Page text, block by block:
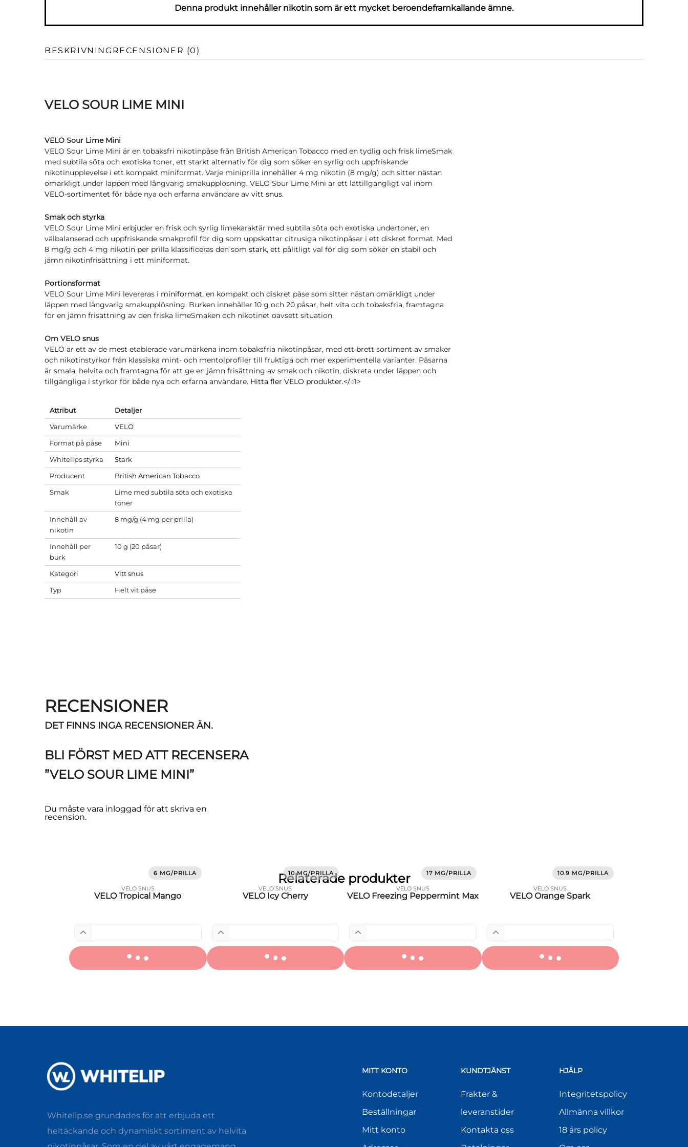
Denna produkt innehåller nikotin som är ett mycket beroendeframkallande ämne.
BESKRIVNING RECENSIONER (0)
VELO SOUR LIME MINI
VELO Sour Lime Mini
VELO Sour Lime Mini är en tobaksfri nikotinpåse från British American Tobacco med en tydlig och frisk limeSmak
med subtila söta och exotiska toner, ett starkt alternativ för dig som söker en syrlig och uppfriskande
nikotinupplevelse i ett kompakt miniformat. Varje miniprilla innehåller 4 mg nikotin (8 mg/g) och sitter nästan
omärkligt under läppen med långvarig smakupplösning. VELO Sour Lime Mini är ett lättillgängligt val inom
VELO-sortimentet för både nya och erfarna användare av vitt snus.
Smak och styrka
VELO Sour Lime Mini erbjuder en frisk och syrlig limekaraktär med subtila söta och exotiska undertoner, en
välbalanserad och uppfriskande smakprofil för dig som uppskattar citrusiga nikotinpåsar i ett diskret format. Med
8 mg/g och 4 mg nikotin per prilla klassificeras den som stark, ett pålitligt val för dig som söker en stabil och
jämn nikotinfrisättning i ett miniformat.
Portionsformat
VELO Sour Lime Mini levereras i miniformat, en kompakt och diskret påse som sitter nästan omärkligt under
läppen med långvarig smakupplösning. Burken innehåller 10 g och 20 påsar, helt vita och tobaksfria, framtagna
för en jämn frisättning av den friska limeSmaken och nikotinet oavsett situation.
Om VELO snus
VELO är ett av de mest etablerade varumärkena inom tobaksfria nikotinpåsar, med ett brett sortiment av smaker
och nikotinstyrkor från klassiska mint- och mentolprofiler till fruktiga och mer experimentella varianter. Påsarna
är smala, helvita och framtagna för att ge en jämn frisättning av smak och nikotin, diskreta under läppen och
tillgängliga i styrkor för både nya och erfarna användare. Hitta fler VELO produkter.</ា>
Attribut
Detaljer
Varumärke
VELO
Format på påse
Mini
Whitelips styrka
Stark
Producent
British American Tobacco
Smak
Lime med subtila söta och exotiska
toner
Innehåll av
nikotin
8 mg/g (4 mg per prilla)
Innehåll per
burk
10 g (20 påsar)
Kategori
Vitt snus
Typ
Helt vit påse
RECENSIONER
DET FINNS INGA RECENSIONER ÄN.
BLI FÖRST MED ATT RECENSERA
”VELO SOUR LIME MINI”
Du måste vara inloggad för att skriva en
recension.
Relaterade produkter
6 MG/PRILLA
VELO SNUS
VELO Tropical Mango
10 MG/PRILLA
VELO SNUS
VELO Icy Cherry
17 MG/PRILLA
VELO SNUS
VELO Freezing Peppermint Max
10.9 MG/PRILLA
VELO SNUS
VELO Orange Spark
Whitelip.se grundades för att erbjuda ett
heltäckande och dynamiskt sortiment av helvita
MITT KONTO
Kontodetaljer
Beställningar
Mitt konto
KUNDTJÄNST
Frakter &
leveranstider
Kontakta oss
HJÄLP
Integritetspolicy
Allmänna villkor
18 års policy